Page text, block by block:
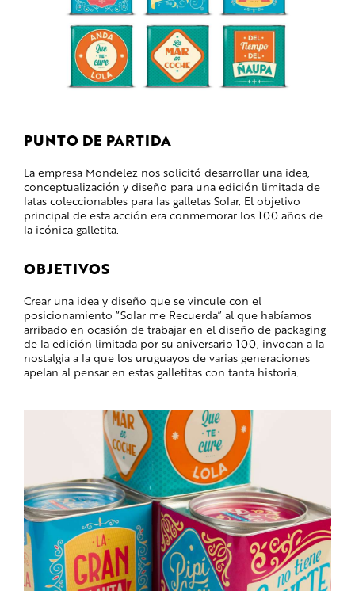
PUNTO DE PARTIDA
La empresa Mondelez nos solicitó desarrollar una idea,
conceptualización y diseño para una edición limitada de
latas coleccionables para las galletas Solar. El objetivo
principal de esta acción era conmemorar los 100 años de
la icónica galletita.
OBJETIVOS
Crear una idea y diseño que se vincule con el
posicionamiento “Solar me Recuerda” al que habíamos
arribado en ocasión de trabajar en el diseño de packaging
de la edición limitada por su aniversario 100, invocan a la
nostalgia a la que los uruguayos de varias generaciones
apelan al pensar en estas galletitas con tanta historia.